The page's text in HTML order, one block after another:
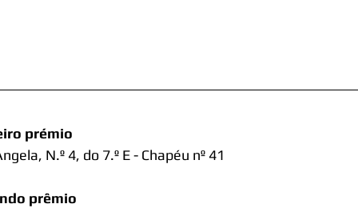
prémio
N.º 4, do 7.º E - Chapéu nº 41
prêmio